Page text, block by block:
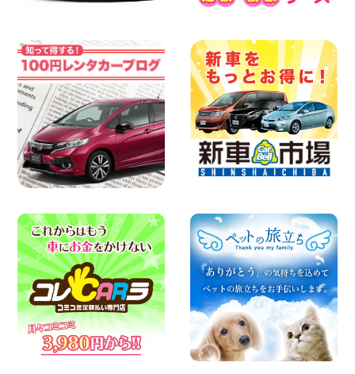
横浜弥生台店限定!!夏季特別キャンペーン
100円レンタカー 横浜弥生台
2026年08月07日
お盆も休まず営業します! 神奈川県 横浜
旭南本宿町店
100円レンタカー 横浜旭南本宿町
2026年08月07日
お引越しに便利で最適!(禁煙車両) 香川県
坂出川津店
100円レンタカー 坂出川津
2026年08月07日
【カーシェアのレンタカーが2台になりま
100円レンタカー 各務原那加
2026年08月06日
空き有ります!!コンパクトSUV 軽 ミニバ
ン 軽トラ 車種多数!!関東圏必見♪ 東京都
町田根岸店
100円レンタカー 町田根岸
2026年08月06日
体調崩してませんか?? 兵庫県 加古川店
100円レンタカー 加古川
2026年08月06日